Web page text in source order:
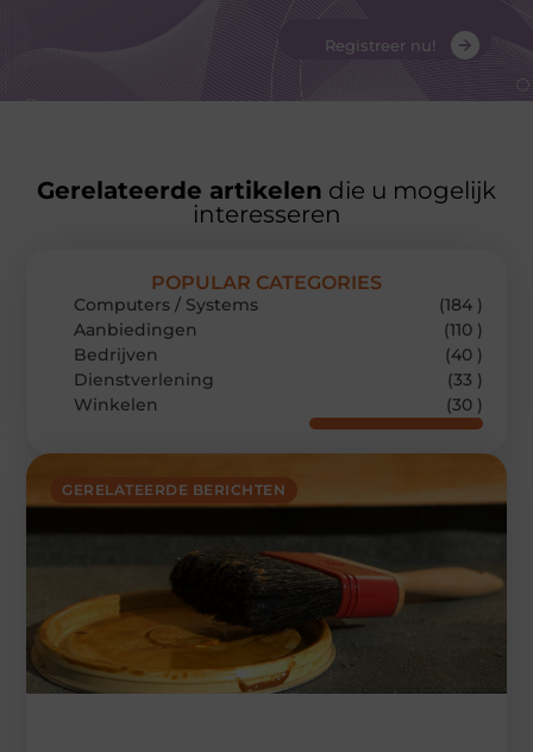
Registreer nu!
Gerelateerde artikelen die u mogelijk
interesseren
GERELATEERDE BERICHTEN
POPULAR CATEGORIES
Computers / Systems
(184 )
Aanbiedingen
(110 )
Bedrijven
(40 )
Dienstverlening
(33 )
Winkelen
(30 )